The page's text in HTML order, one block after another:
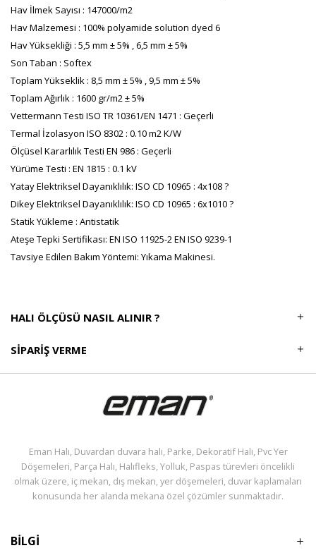
Hav İlmek Sayısı : 147000/m2
Hav Malzemesi : 100% polyamide solution dyed 6
Hav Yüksekliği : 5,5 mm ± 5% , 6,5 mm ± 5%
Son Taban : Softex
Toplam Yükseklik : 8,5 mm ± 5% , 9,5 mm ± 5%
Toplam Ağırlık : 1600 gr/m2 ± 5%
Vettermann Testi ISO TR 10361/EN 1471 : Geçerli
Termal İzolasyon ISO 8302 : 0.10 m2 K/W
Ölçüsel Kararlılık Testi EN 986 : Geçerli
Yürüme Testi : EN 1815 : 0.1 kV
Yatay Elektriksel Dayanıklılık: ISO CD 10965 : 4x108 ?
Dikey Elektriksel Dayanıklılık: ISO CD 10965 : 6x1010 ?
Statik Yükleme : Antistatik
Ateşe Tepki Sertifikası: EN ISO 11925-2 EN ISO 9239-1
Tavsiye Edilen Bakım Yöntemi: Yıkama Makinesi.
HALI ÖLÇÜSÜ NASIL ALINIR ?
SIPARIŞ VERME
Eman Halı, Duvardan duvara halı, Parke, Dekoratif Halı, Pvc Yer
Döşemeleri, Parça Halı, Halıfleks, Yolluk, Paspas türevleri öncelikli
olmak üzere, iç mekan, dış mekan, yer döşemeleri, duvar kaplamaları
konusunda her alanda mekana özel çözümler sunmaktadır.
BİLGİ